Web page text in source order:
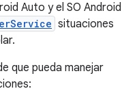
Auto y el SO Android
situaciones
que pueda manejar